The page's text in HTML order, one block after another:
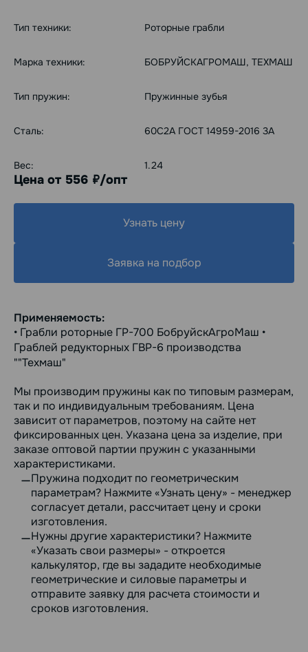
Тип техники: Роторные грабли
Марка техники: БОБРУЙСКАГРОМАШ, ТЕХМАШ
Тип пружин: Пружинные зубья
Сталь: 60С2А ГОСТ 14959-2016 3А
Вес: 1.24
Цена от 556 руб./опт
Узнать цену
Заявка на подбор
Применяемость:
• Грабли роторные ГР-700 БобруйскАгроМаш •
Граблей редукторных ГВР-6 производства
""Техмаш"
Мы производим пружины как по типовым размерам,
так и по индивидуальным требованиям. Цена
зависит от параметров, поэтому на сайте нет
фиксированных цен. Указана цена за изделие, при
заказе оптовой партии пружин с указанными
характеристиками.
Пружина подходит по геометрическим
параметрам? Нажмите «Узнать цену» - менеджер
согласует детали, рассчитает цену и сроки
изготовления.
Нужны другие характеристики? Нажмите
«Указать свои размеры» - откроется
калькулятор, где вы зададите необходимые
геометрические и силовые параметры и
отправите заявку для расчета стоимости и
сроков изготовления.